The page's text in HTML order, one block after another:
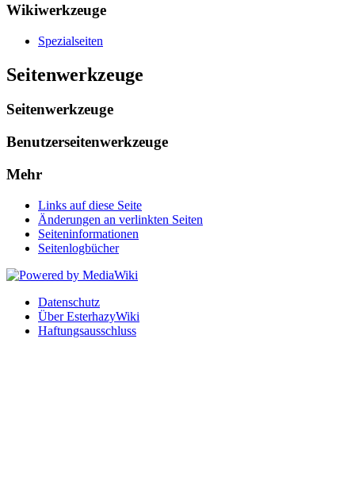
Wikiwerkzeuge
Spezialseiten
Seitenwerkzeuge
Seitenwerkzeuge
Benutzerseitenwerkzeuge
Mehr
Links auf diese Seite
Änderungen an verlinkten Seiten
Seiten­informationen
Seitenlogbücher
Datenschutz
Über EsterhazyWiki
Haftungsausschluss